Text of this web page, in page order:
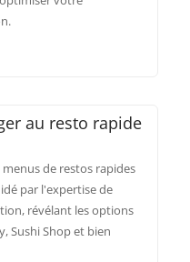
au resto rapide
de restos rapides
par l'expertise de
révélant les options
Sushi Shop et bien